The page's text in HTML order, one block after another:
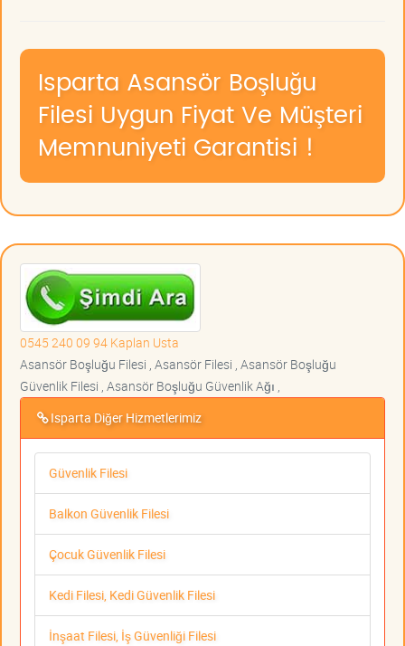
Isparta Asansör Boşluğu
Filesi Uygun Fiyat Ve Müşteri
Memnuniyeti Garantisi !
0545 240 09 94 Kaplan Usta
Asansör Boşluğu Filesi , Asansör Filesi , Asansör Boşluğu
Güvenlik Filesi , Asansör Boşluğu Güvenlik Ağı ,
Isparta Diğer Hizmetlerimiz
Güvenlik Filesi
Balkon Güvenlik Filesi
Çocuk Güvenlik Filesi
Kedi Filesi, Kedi Güvenlik Filesi
İnşaat Filesi, İş Güvenliği Filesi